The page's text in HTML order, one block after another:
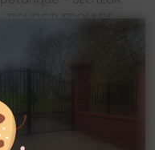
BOURGTHEROULDE